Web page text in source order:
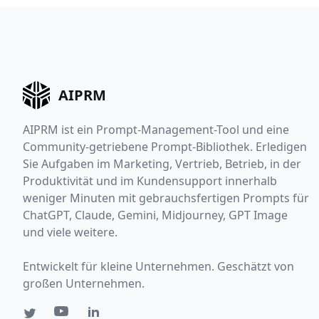
AIPRM
AIPRM ist ein Prompt-Management-Tool und eine
Community-getriebene Prompt-Bibliothek. Erledigen
Sie Aufgaben im Marketing, Vertrieb, Betrieb, in der
Produktivität und im Kundensupport innerhalb
weniger Minuten mit gebrauchsfertigen Prompts für
ChatGPT, Claude, Gemini, Midjourney, GPT Image
und viele weitere.
Entwickelt für kleine Unternehmen. Geschätzt von
großen Unternehmen.